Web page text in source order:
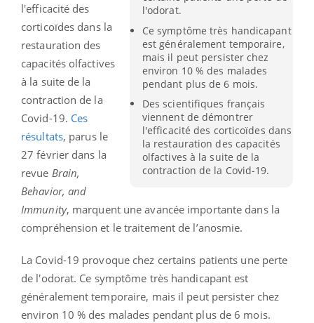
l'odorat.
Ce symptôme très handicapant
est généralement temporaire,
mais il peut persister chez
environ 10 % des malades
pendant plus de 6 mois.
Des scientifiques français
viennent de démontrer
l'efficacité des corticoïdes dans
la restauration des capacités
olfactives à la suite de la
contraction de la Covid-19.
l'efficacité des
corticoïdes dans la
restauration des
capacités olfactives
à la suite de la
contraction de la
Covid-19. Ces
résultats, parus le
27 février dans la
revue Brain,
Behavior, and
Immunity, marquent une avancée importante dans la
compréhension et le traitement de l’anosmie.
La Covid-19 provoque chez certains patients une perte
de l'odorat. Ce symptôme très handicapant est
généralement temporaire, mais il peut persister chez
environ 10 % des malades pendant plus de 6 mois.